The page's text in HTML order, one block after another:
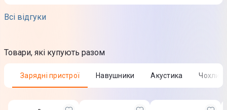
Технологія True Tone
Технологія ProMotion
Процесор
Всі відгуки
Товари, які купують разом
Зарядні пристрої Навушники Акустика Чохли